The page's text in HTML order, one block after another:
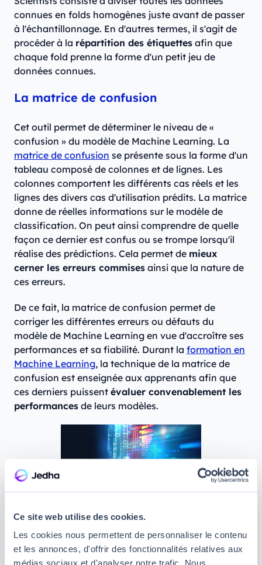
Ce site web utilise des cookies.
Les cookies nous permettent de personnaliser le contenu
et les annonces, d'offrir des fonctionnalités relatives aux
médias sociaux et d'analyser notre trafic. Nous
connues en folds homogènes juste avant de passer
à l'échantillonnage. En d'autres termes, il s'agit de
procéder à la répartition des étiquettes afin que
chaque fold prenne la forme d'un petit jeu de
données connues.
La matrice de confusion
Cet outil permet de déterminer le niveau de «
confusion » du modèle de Machine Learning. La
matrice de confusion se présente sous la forme d'un
tableau composé de colonnes et de lignes. Les
colonnes comportent les différents cas réels et les
lignes des divers cas d'utilisation prédits. La matrice
donne de réelles informations sur le modèle de
classification. On peut ainsi comprendre de quelle
façon ce dernier est confus ou se trompe lorsqu'il
réalise des prédictions. Cela permet de mieux
cerner les erreurs commises ainsi que la nature de
ces erreurs.
De ce fait, la matrice de confusion permet de
corriger les différentes erreurs ou défauts du
modèle de Machine Learning en vue d'accroître ses
performances et sa fiabilité. Durant la formation en
Machine Learning, la technique de la matrice de
confusion est enseignée aux apprenants afin que
ces derniers puissent évaluer convenablement les
performances de leurs modèles.
Data science : suivez une formation